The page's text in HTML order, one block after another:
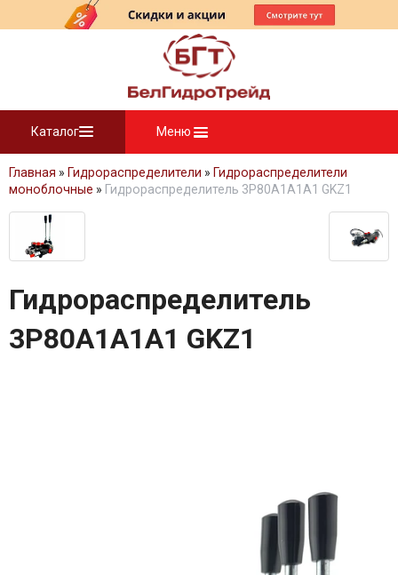
Каталог Меню
Главная » Гидрораспределители » Гидрораспределители
моноблочные » Гидрораспределитель 3P80A1A1A1 GKZ1
Гидрораспределитель
3P80A1A1A1 GKZ1